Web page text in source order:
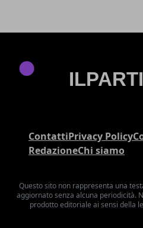
ContattiPrivacy Policy
RedazioneChi siamo
Questo sito non rappresenta una
aggiornato senza alcuna periodicità.
prodotto editoriale ai sensi della